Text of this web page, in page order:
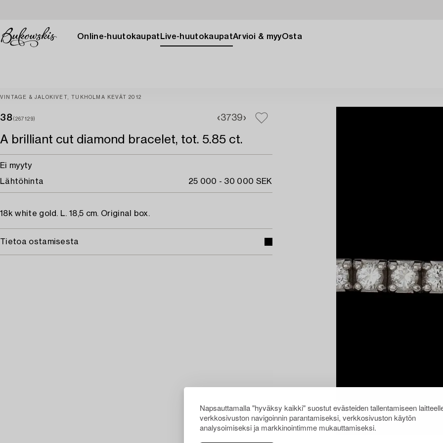
Napsauttamalla "hyväksy kaikki" suostut evästeiden tallentamiseen
verkkosivuston navigoinnin parantamiseksi, verkkosivuston käytön
analysoimiseksi ja markkinointimme mukauttamiseksi.
Online-huutokaupat Live-huutokaupatArvioi & myyOsta
VINTAGE & JALOKIVET, TUKHOLMA KEVÄT 2012
38 (267129) 3739
A brilliant cut diamond bracelet, tot. 5.85 ct.
Ei myyty
Lähtöhinta
25 000 - 30 000 SEK
18k white gold. L. 18,5 cm. Original box.
Tietoa ostamisesta